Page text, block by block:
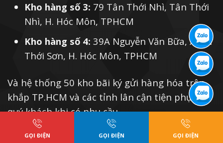
Kho hàng số 3: 79 Tân Thới Nhì, Tân Thới
Nhì, H. Hóc Môn, TPHCM
Kho hàng số 4: 39A Nguyễn Văn Bữa, Xuân
Thới Sơn, H. Hóc Môn, TPHCM
Và hệ thống 50 kho bãi ký gửi hàng hóa trên
khắp TP.HCM và các tỉnh lân cận tiện phục vụ
quý khách khi có nhu cầu
GỌI ĐIỆN GỌI ĐIỆN GỌI ĐIỆN